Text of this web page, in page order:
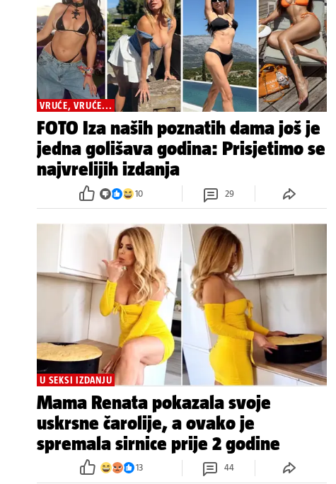
VRUĆE, VRUĆE...
FOTO Iza naših poznatih dama još je
jedna golišava godina: Prisjetimo se
najvrelijih izdanja
10 29
U SEKSI IZDANJU
Mama Renata pokazala svoje
uskrsne čarolije, a ovako je
spremala sirnice prije 2 godine
13 44